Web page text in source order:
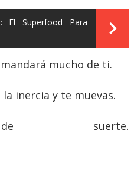
El Superfood Para
mucho de ti.
inercia y te muevas.
suerte.